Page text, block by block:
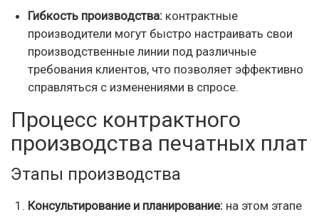
Гибкость производства: контрактные
производители могут быстро настраивать свои
производственные линии под различные
требования клиентов, что позволяет эффективно
справляться с изменениями в спросе.
Процесс контрактного
производства печатных плат
Этапы производства
Консультирование и планирование: на этом этапе